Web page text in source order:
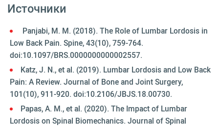
Источники
Panjabi, M. M. (2018). The Role of Lumbar Lordosis in
Low Back Pain. Spine, 43(10), 759-764.
doi:10.1097/BRS.0000000000002557.
Katz, J. N., et al. (2019). Lumbar Lordosis and Low Back
Pain: A Review. Journal of Bone and Joint Surgery,
101(10), 911-920. doi:10.2106/JBJS.18.00730.
Papas, A. M., et al. (2020). The Impact of Lumbar
Lordosis on Spinal Biomechanics. Journal of Spinal